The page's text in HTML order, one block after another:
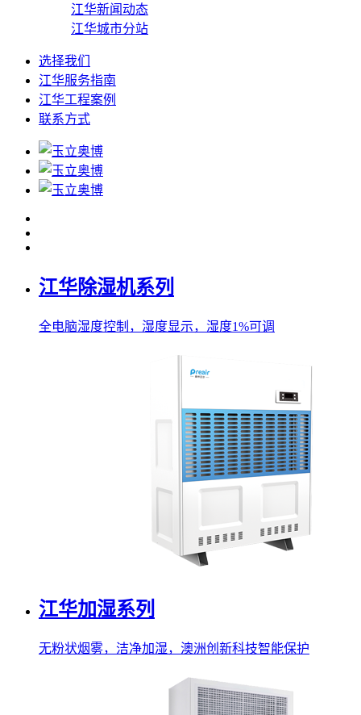
江华新闻动态
江华城市分站
选择我们
江华服务指南
江华工程案例
联系方式
江华除湿机系列
全电脑湿度控制，湿度显示，湿度1%可调
江华加湿系列
无粉状烟雾，洁净加湿，澳洲创新科技智能保护